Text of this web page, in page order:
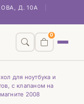
Д. 10А
0
для ноутбука и
с клапаном на
2008